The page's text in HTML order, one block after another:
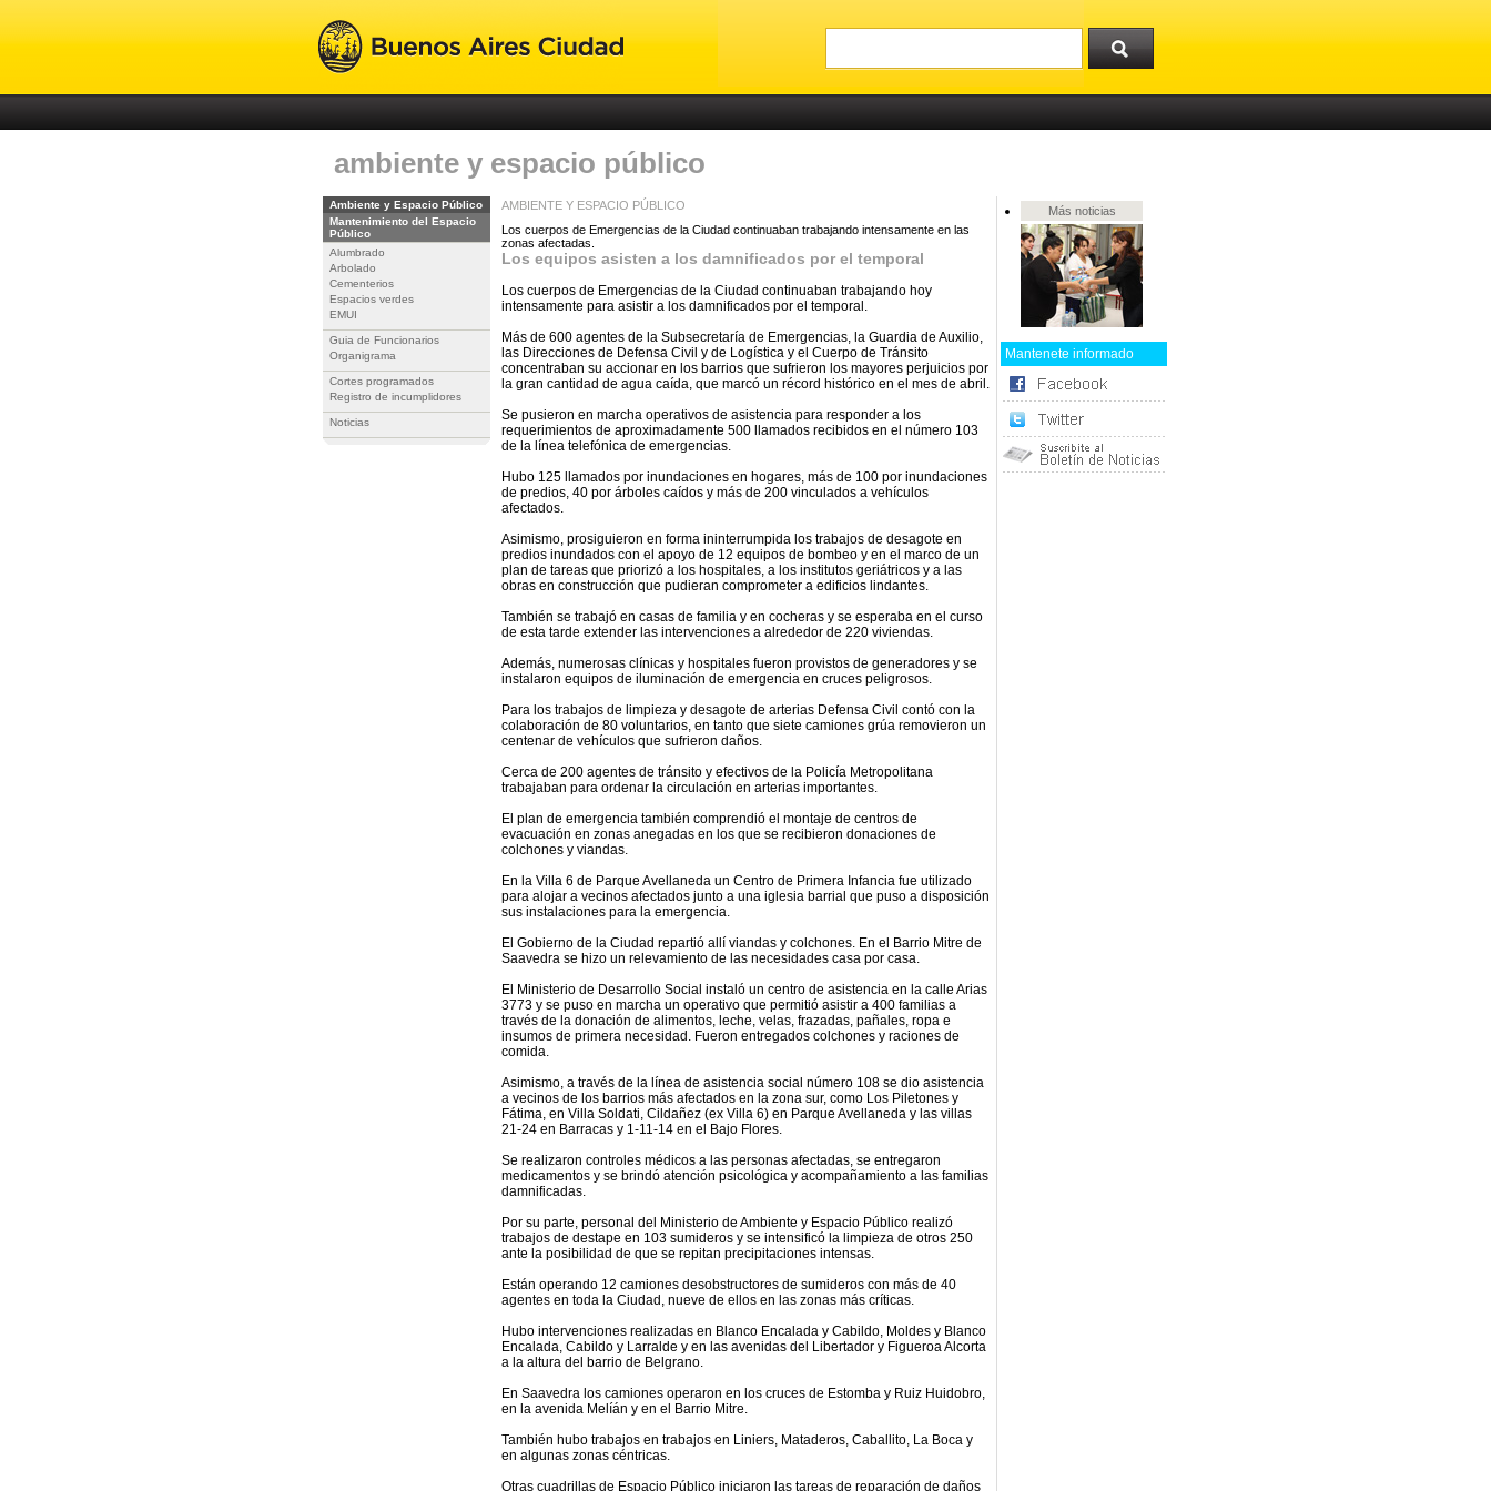
ambiente y espacio público
Ambiente y Espacio Público
Mantenimiento del Espacio
Público
Alumbrado
Arbolado
Cementerios
Espacios verdes
EMUI
Guia de Funcionarios
Organigrama
Cortes programados
Registro de incumplidores
Noticias
Más noticias
Mantenete informado
AMBIENTE Y ESPACIO PÚBLICO
Los cuerpos de Emergencias de la Ciudad continuaban trabajando intensamente en las
zonas afectadas.
Los equipos asisten a los damnificados por el temporal
Los cuerpos de Emergencias de la Ciudad continuaban trabajando hoy
intensamente para asistir a los damnificados por el temporal.
Más de 600 agentes de la Subsecretaría de Emergencias, la Guardia de Auxilio,
las Direcciones de Defensa Civil y de Logística y el Cuerpo de Tránsito
concentraban su accionar en los barrios que sufrieron los mayores perjuicios por
la gran cantidad de agua caída, que marcó un récord histórico en el mes de abril.
Se pusieron en marcha operativos de asistencia para responder a los
requerimientos de aproximadamente 500 llamados recibidos en el número 103
de la línea telefónica de emergencias.
Hubo 125 llamados por inundaciones en hogares, más de 100 por inundaciones
de predios, 40 por árboles caídos y más de 200 vinculados a vehículos
afectados.
Asimismo, prosiguieron en forma ininterrumpida los trabajos de desagote en
predios inundados con el apoyo de 12 equipos de bombeo y en el marco de un
plan de tareas que priorizó a los hospitales, a los institutos geriátricos y a las
obras en construcción que pudieran comprometer a edificios lindantes.
También se trabajó en casas de familia y en cocheras y se esperaba en el curso
de esta tarde extender las intervenciones a alrededor de 220 viviendas.
Además, numerosas clínicas y hospitales fueron provistos de generadores y se
instalaron equipos de iluminación de emergencia en cruces peligrosos.
Para los trabajos de limpieza y desagote de arterias Defensa Civil contó con la
colaboración de 80 voluntarios, en tanto que siete camiones grúa removieron un
centenar de vehículos que sufrieron daños.
Cerca de 200 agentes de tránsito y efectivos de la Policía Metropolitana
trabajaban para ordenar la circulación en arterias importantes.
El plan de emergencia también comprendió el montaje de centros de
evacuación en zonas anegadas en los que se recibieron donaciones de
colchones y viandas.
En la Villa 6 de Parque Avellaneda un Centro de Primera Infancia fue utilizado
para alojar a vecinos afectados junto a una iglesia barrial que puso a disposición
sus instalaciones para la emergencia.
El Gobierno de la Ciudad repartió allí viandas y colchones. En el Barrio Mitre de
Saavedra se hizo un relevamiento de las necesidades casa por casa.
El Ministerio de Desarrollo Social instaló un centro de asistencia en la calle Arias
3773 y se puso en marcha un operativo que permitió asistir a 400 familias a
través de la donación de alimentos, leche, velas, frazadas, pañales, ropa e
insumos de primera necesidad. Fueron entregados colchones y raciones de
comida.
Asimismo, a través de la línea de asistencia social número 108 se dio asistencia
a vecinos de los barrios más afectados en la zona sur, como Los Piletones y
Fátima, en Villa Soldati, Cildañez (ex Villa 6) en Parque Avellaneda y las villas
21-24 en Barracas y 1-11-14 en el Bajo Flores.
Se realizaron controles médicos a las personas afectadas, se entregaron
medicamentos y se brindó atención psicológica y acompañamiento a las familias
damnificadas.
Por su parte, personal del Ministerio de Ambiente y Espacio Público realizó
trabajos de destape en 103 sumideros y se intensificó la limpieza de otros 250
ante la posibilidad de que se repitan precipitaciones intensas.
Están operando 12 camiones desobstructores de sumideros con más de 40
agentes en toda la Ciudad, nueve de ellos en las zonas más críticas.
Hubo intervenciones realizadas en Blanco Encalada y Cabildo, Moldes y Blanco
Encalada, Cabildo y Larralde y en las avenidas del Libertador y Figueroa Alcorta
a la altura del barrio de Belgrano.
En Saavedra los camiones operaron en los cruces de Estomba y Ruiz Huidobro,
en la avenida Melíán y en el Barrio Mitre.
También hubo trabajos en trabajos en Liniers, Mataderos, Caballito, La Boca y
en algunas zonas céntricas.
Otras cuadrillas de Espacio Público iniciaron las tareas de reparación de daños